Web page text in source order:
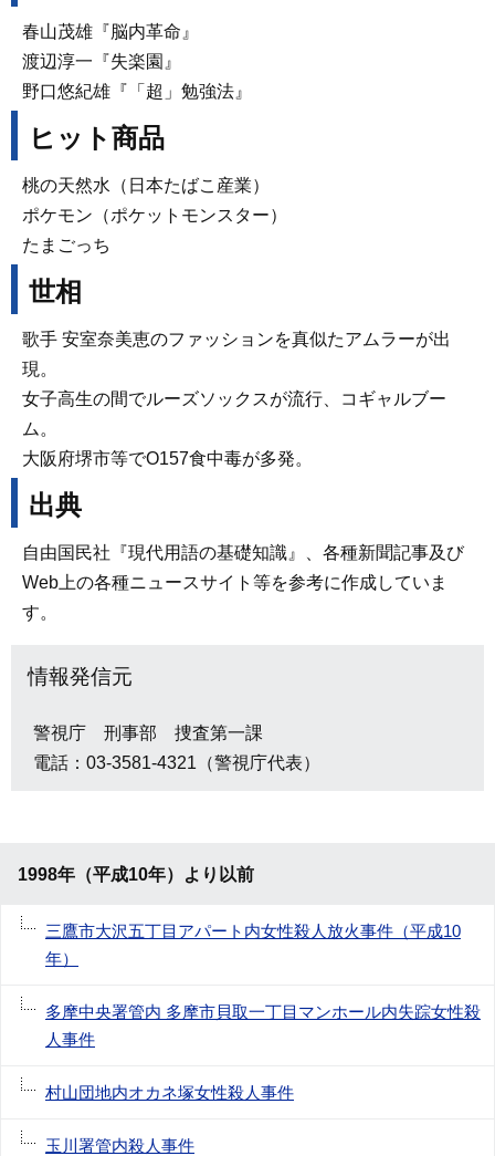
春山茂雄『脳内革命』
渡辺淳一『失楽園』
野口悠紀雄『「超」勉強法』
ヒット商品
桃の天然水（日本たばこ産業）
ポケモン（ポケットモンスター）
たまごっち
世相
歌手 安室奈美恵のファッションを真似たアムラーが出
現。
女子高生の間でルーズソックスが流行、コギャルブー
ム。
大阪府堺市等でO157食中毒が多発。
出典
自由国民社『現代用語の基礎知識』、各種新聞記事及び
Web上の各種ニュースサイト等を参考に作成していま
す。
情報発信元
警視庁 刑事部 捜査第一課
電話：03-3581-4321（警視庁代表）
1998年（平成10年）より以前
三鷹市大沢五丁目アパート内女性殺人放火事件（平成10
年）
多摩中央署管内 多摩市貝取一丁目マンホール内失踪女性殺
人事件
村山団地内オカネ塚女性殺人事件
玉川署管内殺人事件